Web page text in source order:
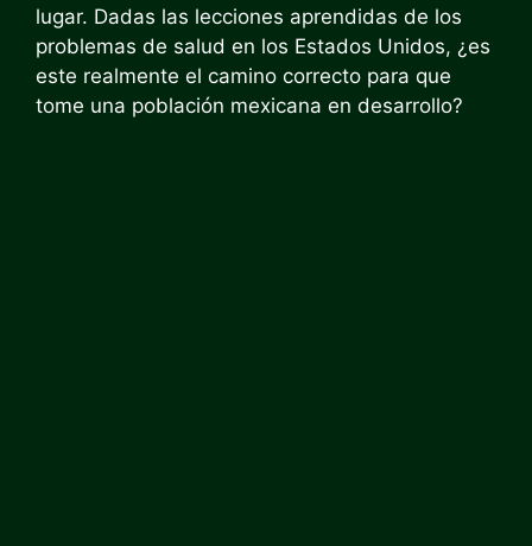
lugar. Dadas las lecciones aprendidas de los
problemas de salud en los Estados Unidos, ¿es
este realmente el camino correcto para que
tome una población mexicana en desarrollo?